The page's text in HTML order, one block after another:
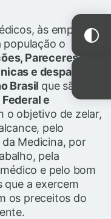
às empresas
população o
Pareceres,
e despachos
Brasil que são
e
o objetivo de zelar,
pelo
Medicina, por
pela
e pelo bom
a exercem
os preceitos do